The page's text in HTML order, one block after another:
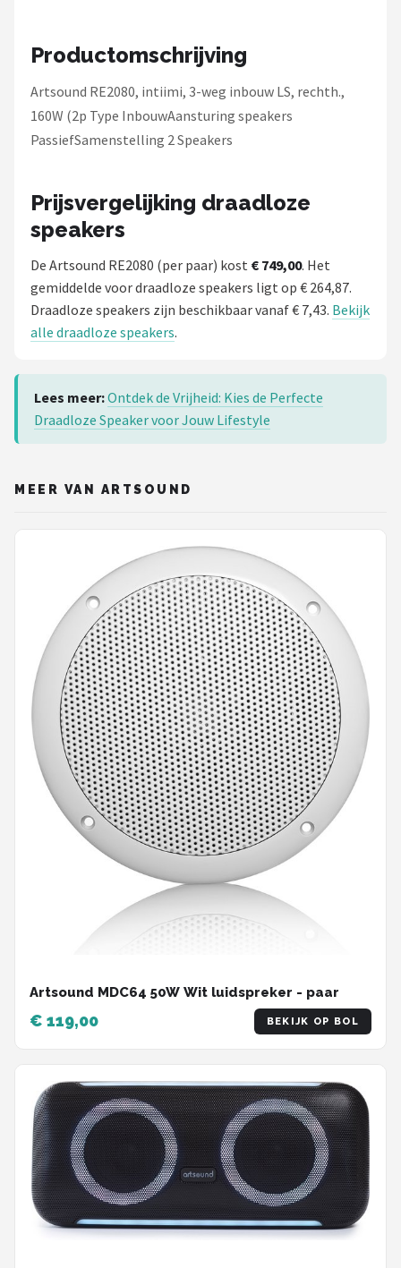
Productomschrijving
Artsound RE2080, intiimi, 3-weg inbouw LS, rechth.,
160W (2p Type InbouwAansturing speakers
PassiefSamenstelling 2 Speakers
Prijsvergelijking draadloze
speakers
De Artsound RE2080 (per paar) kost € 749,00. Het
gemiddelde voor draadloze speakers ligt op € 264,87.
Draadloze speakers zijn beschikbaar vanaf € 7,43. Bekijk
alle draadloze speakers.
Lees meer:Ontdek de Vrijheid: Kies de Perfecte
Draadloze Speaker voor Jouw Lifestyle
MEER VAN ARTSOUND
Artsound MDC64 50W Wit luidspreker - paar
€ 119,00 BEKIJK OP BOL